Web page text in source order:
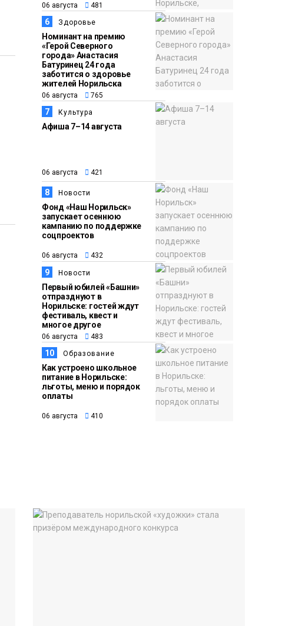
06 августа 481
6 Здоровье
Номинант на премию
«Герой Северного
города» Анастасия
Батуринец 24 года
заботится о здоровье
жителей Норильска
06 августа 765
7 Культура
Афиша 7–14 августа
06 августа 421
8 Новости
Фонд «Наш Норильск»
запускает осеннюю
кампанию по поддержке
соцпроектов
06 августа 432
9 Новости
Первый юбилей «Башни»
отпразднуют в
Норильске: гостей ждут
фестиваль, квест и
многое другое
06 августа 483
10 Образование
Как устроено школьное
питание в Норильске:
льготы, меню и порядок
оплаты
06 августа 410